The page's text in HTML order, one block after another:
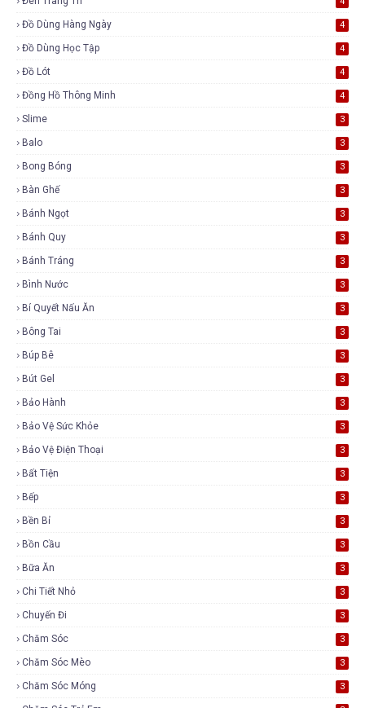
Đồ Dùng Hàng Ngày 4
Đồ Dùng Học Tập 4
Đồ Lót 4
Đồng Hồ Thông Minh 4
Slime 3
Balo 3
Bong Bóng 3
Bàn Ghế 3
Bánh Ngọt 3
Bánh Quy 3
Bánh Tráng 3
Bình Nước 3
Bí Quyết Nấu Ăn 3
Bông Tai 3
Búp Bê 3
Bút Gel 3
Bảo Hành 3
Bảo Vệ Sức Khỏe 3
Bảo Vệ Điện Thoại 3
Bất Tiện 3
Bếp 3
Bền Bỉ 3
Bồn Cầu 3
Bữa Ăn 3
Chi Tiết Nhỏ 3
Chuyến Đi 3
Chăm Sóc 3
Chăm Sóc Mèo 3
Chăm Sóc Móng 3